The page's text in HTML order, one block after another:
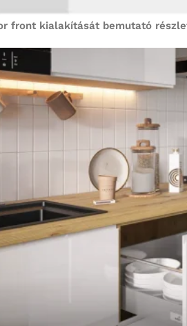
front kialakítását bemutató